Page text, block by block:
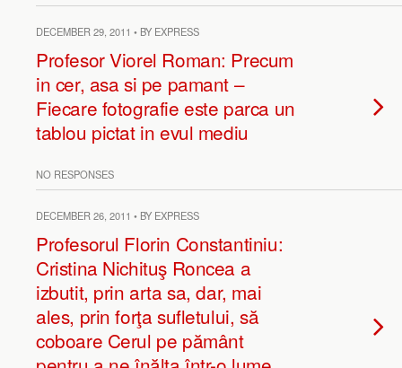
DECEMBER 29, 2011 • BY EXPRESS
Profesor Viorel Roman: Precum
in cer, asa si pe pamant –
Fiecare fotografie este parca un
tablou pictat in evul mediu
NO RESPONSES
DECEMBER 26, 2011 • BY EXPRESS
Profesorul Florin Constantiniu:
Cristina Nichituş Roncea a
izbutit, prin arta sa, dar, mai
ales, prin forţa sufletului, să
coboare Cerul pe pământ